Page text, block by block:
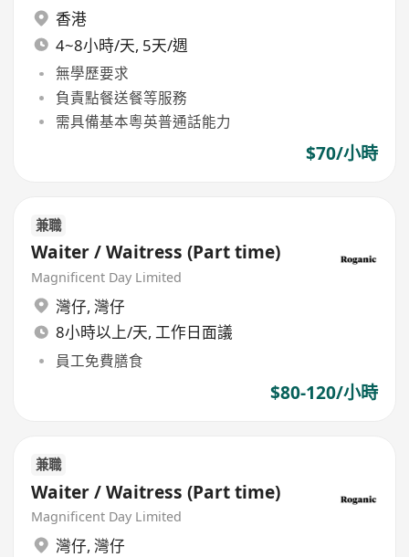
香港
4~8小時/天, 5天/週
無學歷要求
負責點餐送餐等服務
需具備基本粵英普通話能力
$70/小時
兼職
Waiter / Waitress (Part time)
Magnificent Day Limited
灣仔, 灣仔
8小時以上/天, 工作日面議
員工免費膳食
$80-120/小時
兼職
Waiter / Waitress (Part time)
Magnificent Day Limited
灣仔, 灣仔